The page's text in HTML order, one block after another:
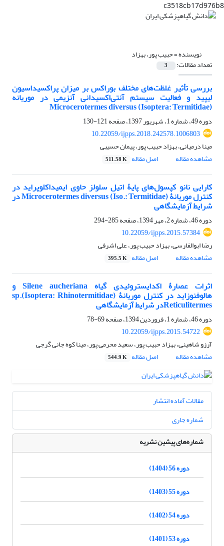
c3518cb17d976b8
نویسنده =حبیب پور، بهزاد
تعداد مقالات: 3
بررسی تأثیر غلظت‌های مختلف بوراکس بر میزان پراکسیداسیون
لیپید و فعالیت سیستم آنتی‌اکسیدانی آنزیمی در موریانه
Microcerotermes diversus (Isoptera: Termitidae)
دوره 49، شماره 1، شهریور 1397، صفحه
121-130
10.22059/ijpps.2018.242578.1006803
مینا درمیانی، بهزاد حبیب پور، پیمان حسیبی
مشاهده مقاله
اصل مقاله 511.58 K
کارایی نانو کپسول‌های پایۀ اتیل سلولز حاوی ایمیداکلوپراید در
کنترل موریانۀ Microcerotermes diversus (Iso.: Termitidae) در
شرایط آزمایشگاهی
دوره 46، شماره 2، مهر 1394، صفحه
285-294
10.22059/ijpps.2015.57384
رضا ابوالفارسی، بهزاد حبیب پور، علی اشرفی
مشاهده مقاله
اصل مقاله 395.5 K
اثرات عصارۀ اکدایستروئیدی گیاه Silene aucheriana و
هالوفنوزاید در کنترل موریانۀ (Isoptera: Rhinotermitidae).sp
Reticulitermesدر شرایط آزمایشگاهی
دوره 46، شماره 1، فروردین 1394، صفحه
69-78
10.22059/ijpps.2015.54722
آرزو شاهینی، بهزاد حبیب پور، سعید محرمی پور، مینا کوه جانی گرجی
مشاهده مقاله
اصل مقاله 544.9 K
مقالات آماده انتشار
شماره جاری
شماره‌های پیشین نشریه
دوره 56 (1404)
دوره 55 (1403)
دوره 54 (1402)
دوره 53 (1401)